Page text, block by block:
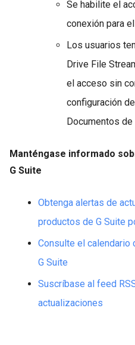
Se habilite el
conexión para
Los usuarios
Drive File
el acceso sin
configuración
Documentos de
Manténgase informado
G Suite
Obtenga alertas de
productos de G Suite
Consulte el calendario
G Suite
Suscríbase al feed
actualizaciones